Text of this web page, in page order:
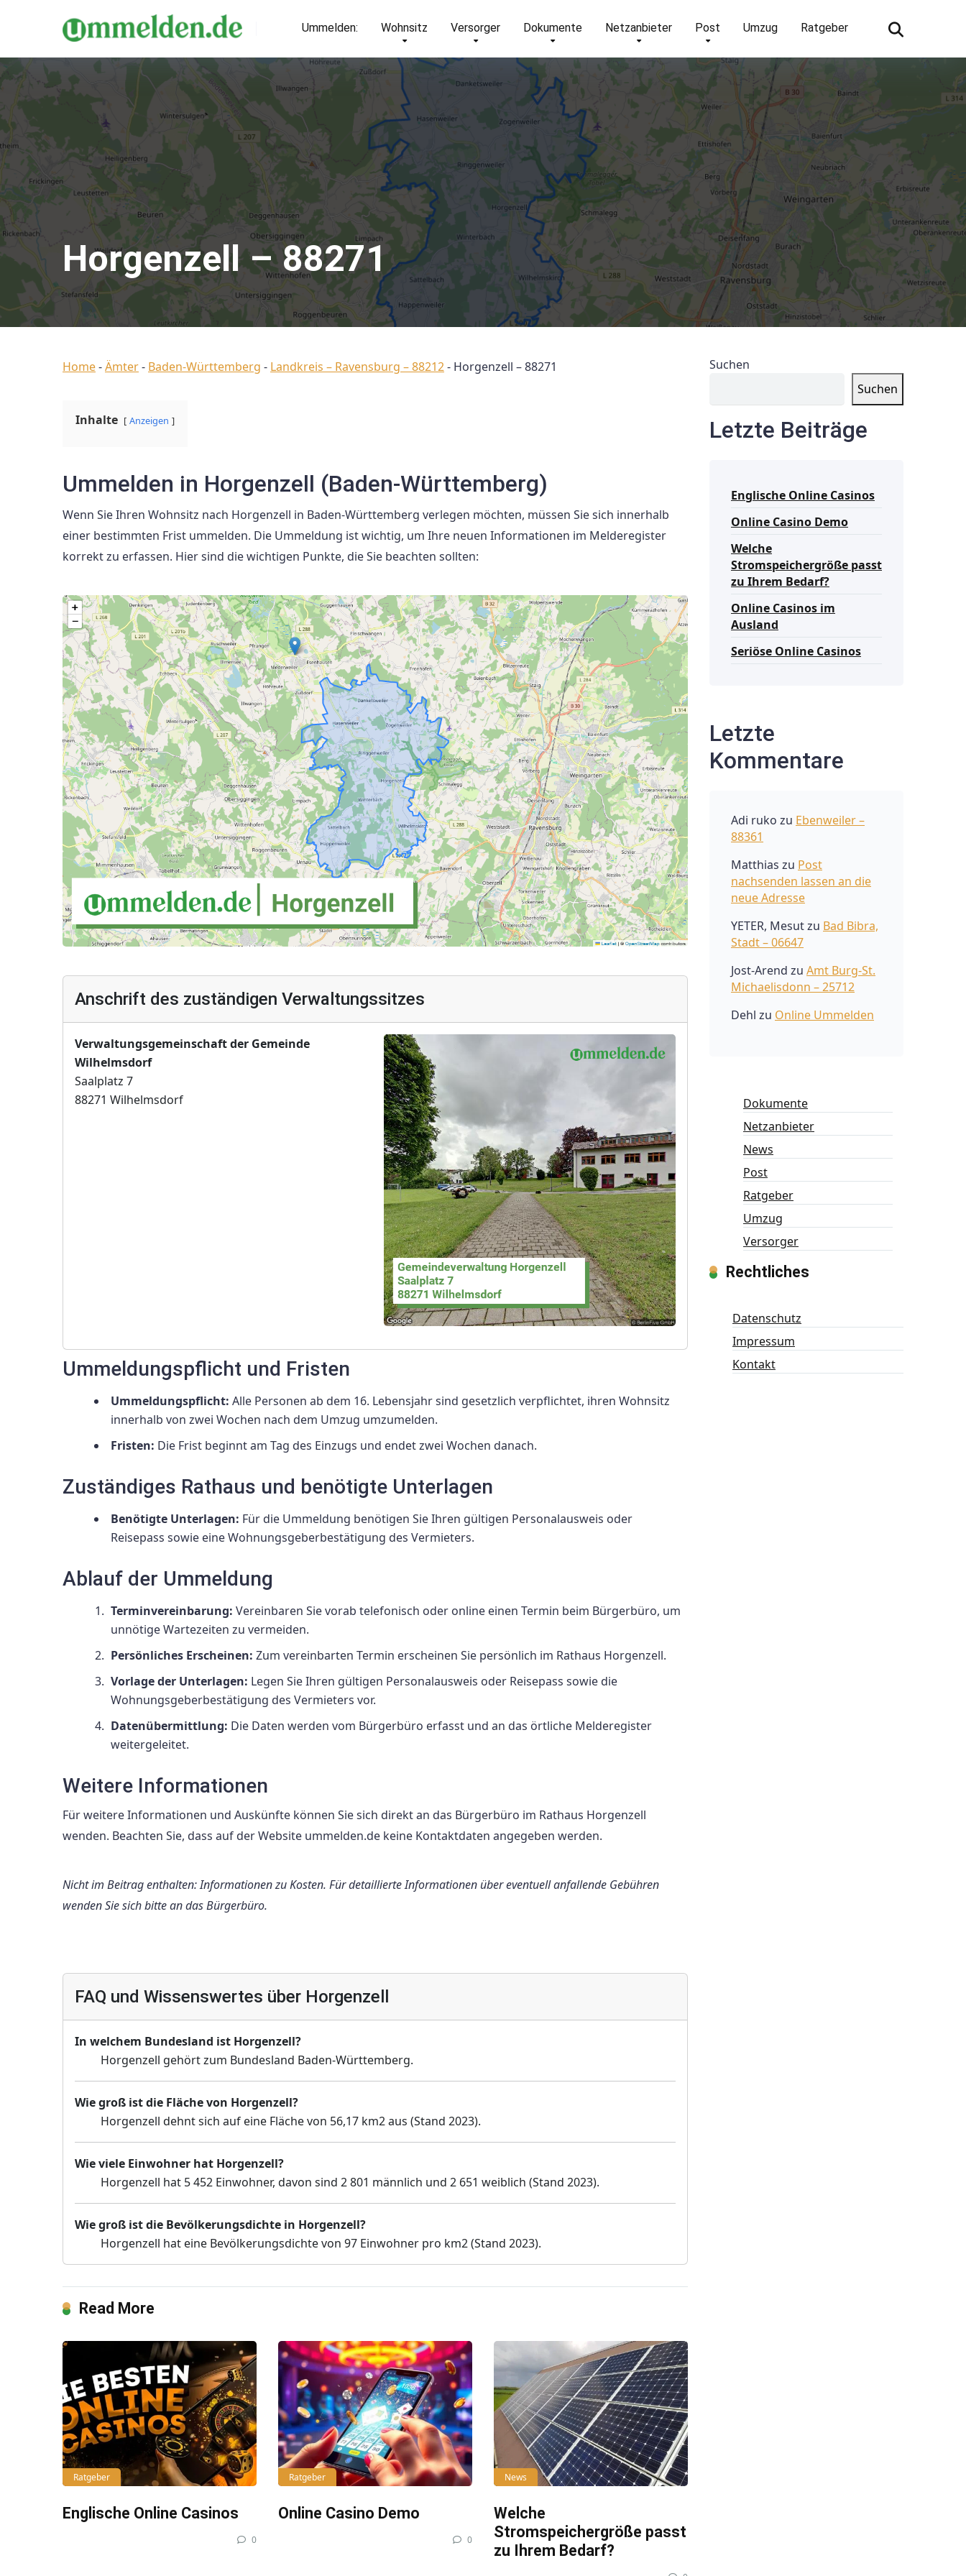
Ummelden: Wohnsitz Versorger Dokumente Netzanbieter Post Umzug Ratgeber
Horgenzell – 88271
Home-Ämter- Baden-Württemberg - Landkreis – Ravensburg – 88212- Horgenzell – 88271
Inhalte Anzeigen
Ummelden in Horgenzell (Baden-Württemberg)
Wenn Sie Ihren Wohnsitz nach Horgenzell in Baden-Württemberg verlegen möchten, müssen Sie sich innerhalb
einer bestimmten Frist ummelden. Die Ummeldung ist wichtig, um Ihre neuen Informationen im Melderegister
korrekt zu erfassen. Hier sind die wichtigen Punkte, die Sie beachten sollten:
Anschrift des zuständigen Verwaltungssitzes
Verwaltungsgemeinschaft der Gemeinde
Wilhelmsdorf
Saalplatz 7
88271 Wilhelmsdorf
Ummeldungspflicht und Fristen
Ummeldungspflicht: Alle Personen ab dem 16. Lebensjahr sind gesetzlich verpflichtet, ihren Wohnsitz
innerhalb von zwei Wochen nach dem Umzug umzumelden.
Fristen: Die Frist beginnt am Tag des Einzugs und endet zwei Wochen danach.
Zuständiges Rathaus und benötigte Unterlagen
Benötigte Unterlagen: Für die Ummeldung benötigen Sie Ihren gültigen Personalausweis oder
Reisepass sowie eine Wohnungsgeberbestätigung des Vermieters.
Ablauf der Ummeldung
Terminvereinbarung: Vereinbaren Sie vorab telefonisch oder online einen Termin beim Bürgerbüro, um
unnötige Wartezeiten zu vermeiden.
Persönliches Erscheinen: Zum vereinbarten Termin erscheinen Sie persönlich im Rathaus Horgenzell.
Vorlage der Unterlagen: Legen Sie Ihren gültigen Personalausweis oder Reisepass sowie die
Wohnungsgeberbestätigung des Vermieters vor.
Datenübermittlung: Die Daten werden vom Bürgerbüro erfasst und an das örtliche Melderegister
weitergeleitet.
Weitere Informationen
Für weitere Informationen und Auskünfte können Sie sich direkt an das Bürgerbüro im Rathaus Horgenzell
wenden. Beachten Sie, dass auf der Website ummelden.de keine Kontaktdaten angegeben werden.
Nicht im Beitrag enthalten: Informationen zu Kosten. Für detaillierte Informationen über eventuell anfallende Gebühren
wenden Sie sich bitte an das Bürgerbüro.
FAQ und Wissenswertes über Horgenzell
In welchem Bundesland ist Horgenzell?
Horgenzell gehört zum Bundesland Baden-Württemberg.
Wie groß ist die Fläche von Horgenzell?
Horgenzell dehnt sich auf eine Fläche von 56,17 km2 aus (Stand 2023).
Wie viele Einwohner hat Horgenzell?
Horgenzell hat 5 452 Einwohner, davon sind 2 801 männlich und 2 651 weiblich (Stand 2023).
Wie groß ist die Bevölkerungsdichte in Horgenzell?
Horgenzell hat eine Bevölkerungsdichte von 97 Einwohner pro km2 (Stand 2023).
Read More
Ratgeber
Englische Online Casinos
0
Ratgeber
Online Casino Demo
0
News
Welche
Stromspeichergröße passt
zu Ihrem Bedarf?
Suchen
Suchen
Letzte Beiträge
Englische Online Casinos
Online Casino Demo
Welche
Stromspeichergröße passt
zu Ihrem Bedarf?
Online Casinos im
Ausland
Seriöse Online Casinos
Letzte
Kommentare
Adi ruko zu Ebenweiler –
88361
Matthias zu Post
nachsenden lassen an die
neue Adresse
YETER, Mesutzu Bad Bibra,
Stadt – 06647
Jost-Arend zu Amt Burg-St.
Michaelisdonn – 25712
Dehl zu Online Ummelden
Dokumente
Netzanbieter
News
Post
Ratgeber
Umzug
Versorger
Rechtliches
Datenschutz
Impressum
Kontakt